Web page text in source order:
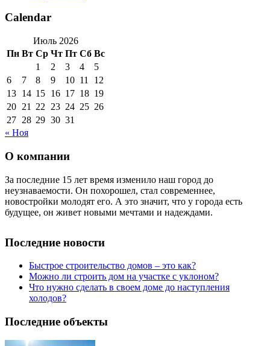
Calendar
Июль 2026
Пн Вт Ср Чт Пт Сб Вс
1
2 3 4
5
6
7 8 9 10 11
12
13 14 15 16 17 18 19
20 21 22 23 24 25 26
27 28 29 30 31
« Ноя
О компании
За последние 15 лет время изменило наш город до
неузнаваемости. Он похорошел, стал современнее,
новостройки молодят его. А это значит, что у города есть
будущее, он живет новыми мечтами и надеждами.
Последние новости
Быстрое строительство домов – это как?
Можно ли строить дом на участке с уклоном?
Что нужно сделать в своем доме до наступления
холодов?
Последние объекты